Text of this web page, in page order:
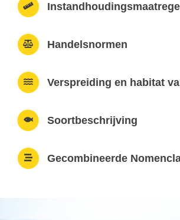
Handelsnormen
Verspreiding en habitat
Soortbeschrijving
Gecombineerde